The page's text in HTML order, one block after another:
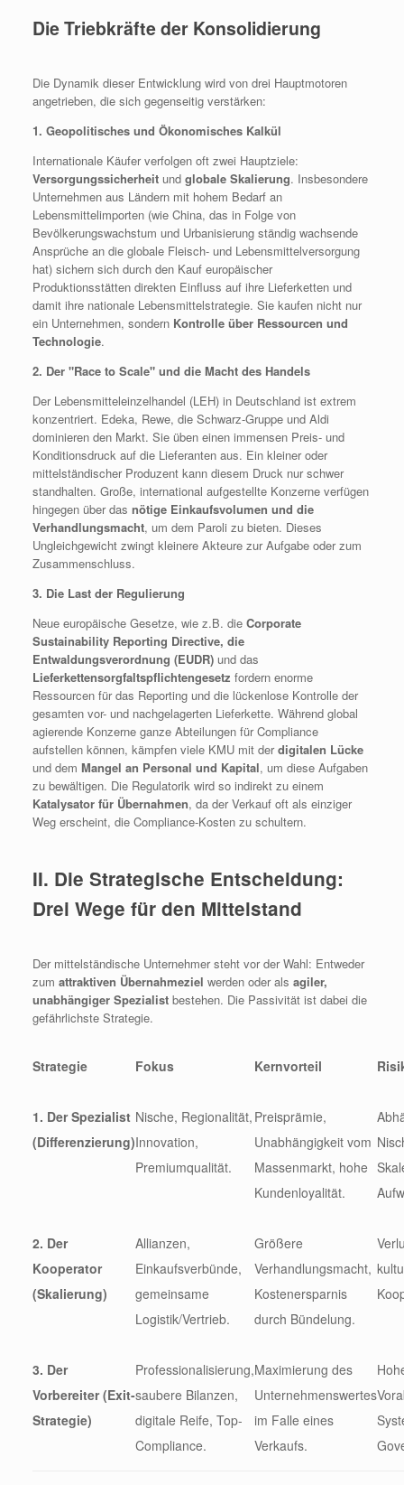
Die Triebkräfte der Konsolidierung
Die Dynamik dieser Entwicklung wird von drei Hauptmotoren
angetrieben, die sich gegenseitig verstärken:
1. Geopolitisches und Ökonomisches Kalkül
Internationale Käufer verfolgen oft zwei Hauptziele:
Versorgungssicherheit und globale Skalierung. Insbesondere
Unternehmen aus Ländern mit hohem Bedarf an
Lebensmittelimporten (wie China, das in Folge von
Bevölkerungswachstum und Urbanisierung ständig wachsende
Ansprüche an die globale Fleisch- und Lebensmittelversorgung
hat) sichern sich durch den Kauf europäischer
Produktionsstätten direkten Einfluss auf ihre Lieferketten und
damit ihre nationale Lebensmittelstrategie. Sie kaufen nicht nur
ein Unternehmen, sondern Kontrolle über Ressourcen und
Technologie.
2. Der "Race to Scale" und die Macht des Handels
Der Lebensmitteleinzelhandel (LEH) in Deutschland ist extrem
konzentriert. Edeka, Rewe, die Schwarz-Gruppe und Aldi
dominieren den Markt. Sie üben einen immensen Preis- und
Konditionsdruck auf die Lieferanten aus. Ein kleiner oder
mittelständischer Produzent kann diesem Druck nur schwer
standhalten. Große, international aufgestellte Konzerne verfügen
hingegen über das nötige Einkaufsvolumen und die
Verhandlungsmacht, um dem Paroli zu bieten. Dieses
Ungleichgewicht zwingt kleinere Akteure zur Aufgabe oder zum
Zusammenschluss.
3. Die Last der Regulierung
Neue europäische Gesetze, wie z.B. die Corporate
Sustainability Reporting Directive, die
Entwaldungsverordnung (EUDR) und das
Lieferkettensorgfaltspflichtengesetz fordern enorme
Ressourcen für das Reporting und die lückenlose Kontrolle der
gesamten vor- und nachgelagerten Lieferkette. Während global
agierende Konzerne ganze Abteilungen für Compliance
aufstellen können, kämpfen viele KMU mit derdigitalen Lücke
und dem Mangel an Personal und Kapital, um diese Aufgaben
zu bewältigen. Die Regulatorik wird so indirekt zu einem
Katalysator für Übernahmen, da der Verkauf oft als einziger
Weg erscheint, die Compliance-Kosten zu schultern.
II. Die Strategische Entscheidung:
Drei Wege für den Mittelstand
Der mittelständische Unternehmer steht vor der Wahl: Entweder
zum attraktiven Übernahmeziel werden oder als agiler,
unabhängiger Spezialist bestehen. Die Passivität ist dabei die
gefährlichste Strategie.
Strategie Fokus Kernvorteil
1. Der Spezialist
(Differenzierung)
Nische, Regionalität,
Innovation,
Premiumqualität.
Preisprämie,
Unabhängigkeit vom
Massenmarkt, hohe
Kundenloyalität.
2. Der
Kooperator
(Skalierung)
Allianzen,
Einkaufsverbünde,
gemeinsame
Logistik/Vertrieb.
Größere
Verhandlungsmacht,
Kostenersparnis
durch Bündelung.
3. Der
Vorbereiter (Exit-
Strategie)
Professionalisierung,
saubere Bilanzen,
digitale Reife, Top-
Compliance.
Maximierung des
Unternehmenswertes
im Falle eines
Verkaufs.